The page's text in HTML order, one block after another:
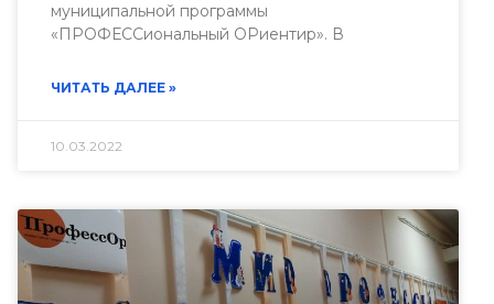
муниципальной программы
«ПРОФЕССиональный ОРиентир». В
ЧИТАТЬ ДАЛЕЕ »
10.03.2022